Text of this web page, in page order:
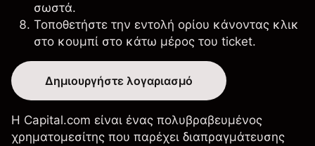
σωστά.
Τοποθετήστε την εντολή ορίου κάνοντας κλικ
στο κουμπί στο κάτω μέρος του ticket.
Δημιουργήστε λογαριασμό
Η Capital.com είναι ένας πολυβραβευμένος
χρηματομεσίτης που παρέχει διαπραγμάτευσης